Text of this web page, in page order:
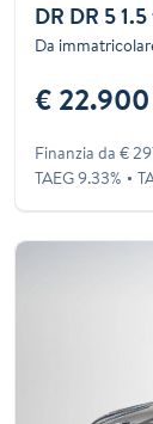
DR DR 5
Da
€ 22.900
Finanzia da €
TAEG 9.33%